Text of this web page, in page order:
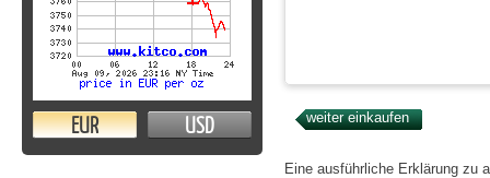
EUR USD
Eine ausführliche Erklärung zu